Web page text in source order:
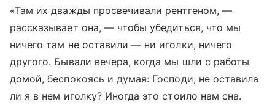
«Там их дважды просвечивали рентгеном, —
рассказывает она, — чтобы убедиться, что мы
ничего там не оставили — ни иголки, ничего
другого. Бывали вечера, когда мы шли с работы
домой, беспокоясь и думая: Господи, не оставила
ли я в нем иголку? Иногда это стоило нам сна.